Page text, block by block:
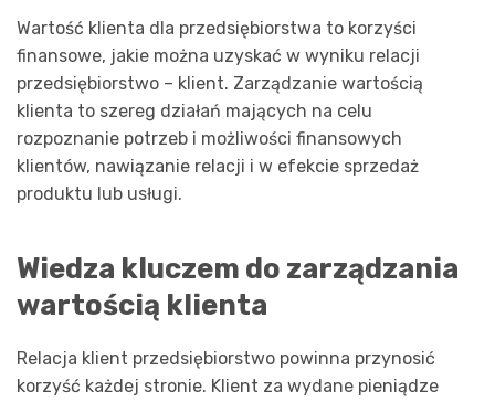
Wartość klienta dla przedsiębiorstwa to korzyści
finansowe, jakie można uzyskać w wyniku relacji
przedsiębiorstwo – klient. Zarządzanie wartością
klienta to szereg działań mających na celu
rozpoznanie potrzeb i możliwości finansowych
klientów, nawiązanie relacji i w efekcie sprzedaż
produktu lub usługi.
Wiedza kluczem do zarządzania
wartością klienta
Relacja klient przedsiębiorstwo powinna przynosić
korzyść każdej stronie. Klient za wydane pieniądze